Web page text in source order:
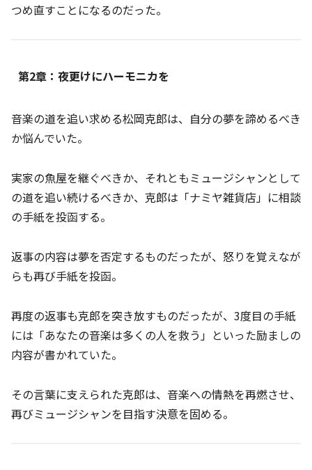
つめ直すことになるのだった。
第2章：夜更けにハーモニカを
音楽の道を追い求める松岡克郎は、自分の夢を諦めるべき
か悩んでいた。
実家の魚屋を継ぐべきか、それともミュージシャンとして
の道を追い続けるべきか、克郎は「ナミヤ雑貨店」に相談
の手紙を投函する。
返事の内容は夢を否定するものだったが、怒りを覚えなが
らも再び手紙を投函。
再度の返事も克郎を突き放すものだったが、3度目の手紙
には「あなたの音楽は多くの人を救う」といった励ましの
内容が書かれていた。
その言葉に支えられた克郎は、音楽への情熱を再燃させ、
再びミュージシャンを目指す決意を固める。